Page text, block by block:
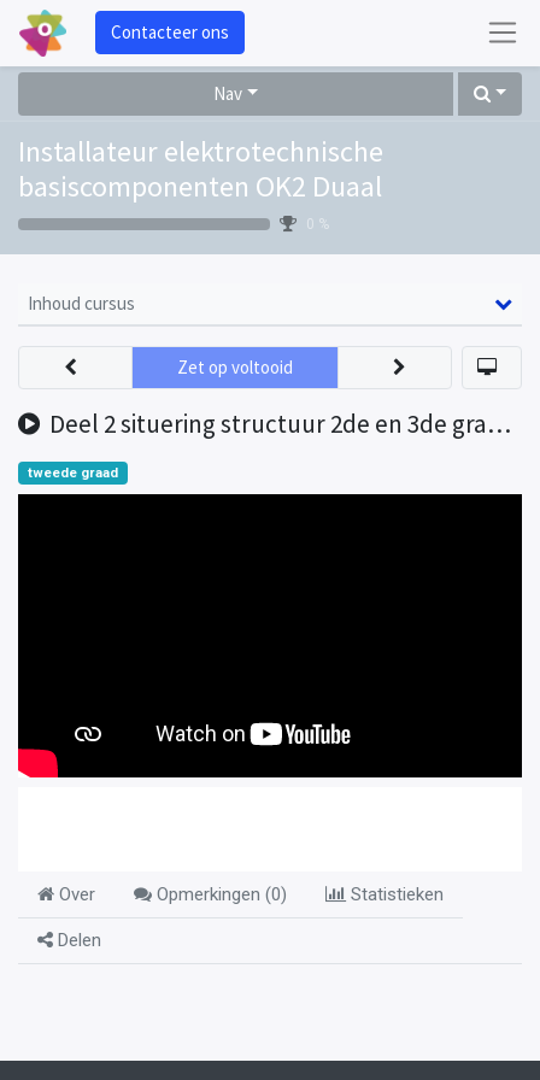
Contacteer ons
Nav
Installateur elektrotechnische
basiscomponenten OK2 Duaal
0 %
Inhoud cursus
Deel 2 situering structuur 2de en 3de graad AF
Zet op voltooid
tweede graad
Over Opmerkingen (0) Statistieken
Delen